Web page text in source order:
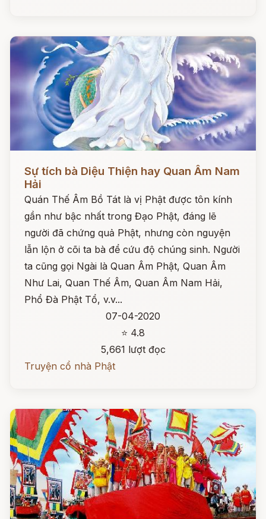
Sự tích bà Diệu Thiện hay Quan Âm Nam
Hải
Quán Thế Âm Bồ Tát là vị Phật được tôn kính
gần như bậc nhất trong Đạo Phật, đáng lẽ
người đã chứng quả Phật, nhưng còn nguyện
lẫn lộn ở cõi ta bà để cứu độ chúng sinh. Người
ta cũng gọi Ngài là Quan Âm Phật, Quan Âm
Như Lai, Quan Thế Âm, Quan Âm Nam Hải,
Phổ Đà Phật Tổ, v.v...
07-04-2020
⭐ 4.8
5,661 lượt đọc
Truyện cổ nhà Phật